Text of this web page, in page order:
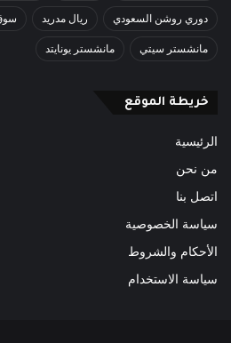
دوري روشن السعودي ريال مدريد
مانشستر سيتي مانشستر يونايتد
خريطة الموقع
الرئيسية
من نحن
اتصل بنا
سياسة الخصوصية
الأحكام والشروط
سياسة الاستخدام